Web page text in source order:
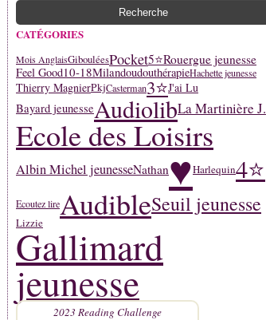
CATÉGORIES
Mois AnglaisGibouléesPocket5⭐Rouergue jeunesse
Feel Good10-18MilandoudouthérapieHachette jeunesse
Thierry MagnierPkjCasterman3⭐J'ai Lu
Bayard jeunesseAudiolibLa Martinière J.
Ecole des Loisirs
Albin Michel jeunesseNathan♥Harlequin4⭐
Ecoutez lireAudibleSeuil jeunesse
Lizzie
Gallimard
jeunesse
2023 Reading Challenge